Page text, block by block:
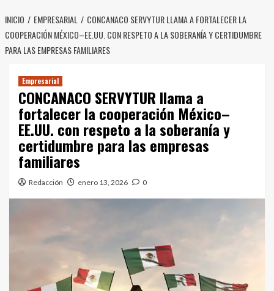
INICIO EMPRESARIAL
CONCANACO SERVYTUR LLAMA A FORTALECER LA
COOPERACIÓN MÉXICO–EE.UU. CON RESPETO A LA SOBERANÍA Y CERTIDUMBRE
PARA LAS EMPRESAS FAMILIARES
Empresarial
CONCANACO SERVYTUR llama a
fortalecer la cooperación México–
EE.UU. con respeto a la soberanía y
certidumbre para las empresas
familiares
Redacción enero 13, 2026 0